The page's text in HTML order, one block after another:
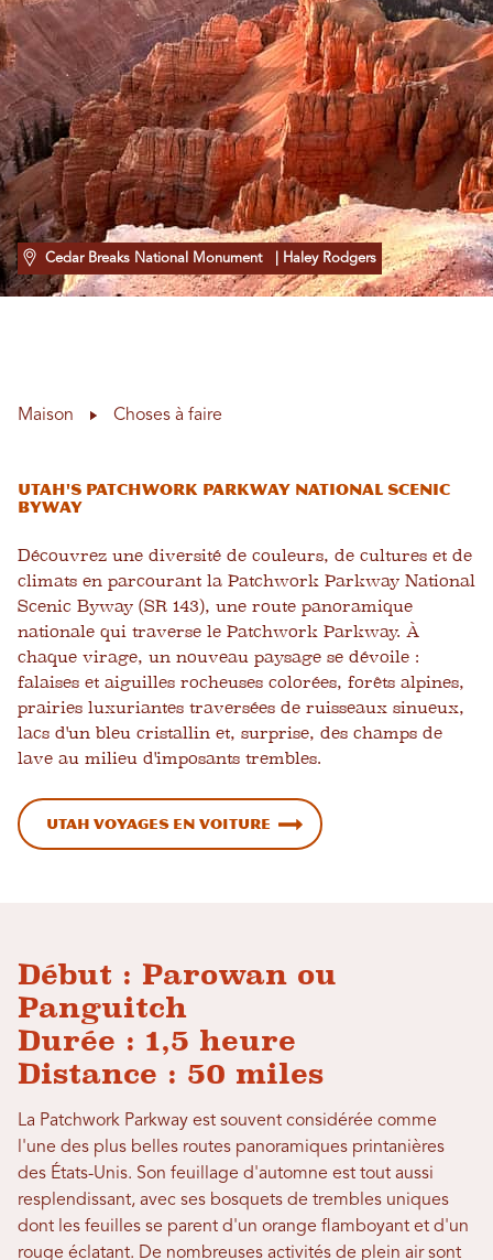
Cedar Breaks National Monument | Haley Rodgers
Maison Choses à faire
Utah's Patchwork Parkway National Scenic
Byway
Découvrez une diversité de couleurs, de cultures et de
climats en parcourant la Patchwork Parkway National
Scenic Byway (SR 143), une route panoramique
nationale qui traverse le Patchwork Parkway. À
chaque virage, un nouveau paysage se dévoile :
falaises et aiguilles rocheuses colorées, forêts alpines,
prairies luxuriantes traversées de ruisseaux sinueux,
lacs d'un bleu cristallin et, surprise, des champs de
lave au milieu d'imposants trembles.
Utah Voyages en voiture
Début : Parowan ou
Panguitch
Durée : 1,5 heure
Distance : 50 miles
La Patchwork Parkway est souvent considérée comme
l'une des plus belles routes panoramiques printanières
des États-Unis. Son feuillage d'automne est tout aussi
resplendissant, avec ses bosquets de trembles uniques
dont les feuilles se parent d'un orange flamboyant et d'un
rouge éclatant. De nombreuses activités de plein air sont